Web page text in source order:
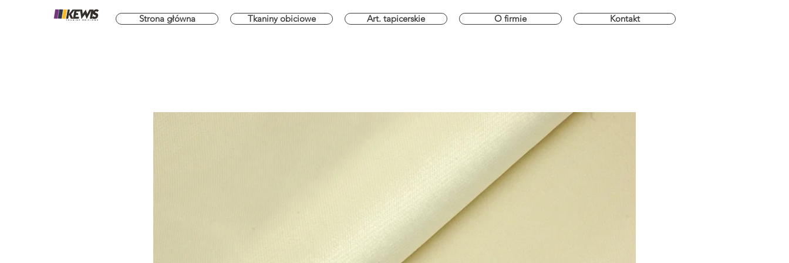
Strona główna Tkaniny obiciowe Art. tapicerskie O firmie Kontakt